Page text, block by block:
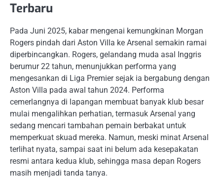
Terbaru
Pada Juni 2025, kabar mengenai kemungkinan Morgan
Rogers pindah dari Aston Villa ke Arsenal semakin ramai
diperbincangkan. Rogers, gelandang muda asal Inggris
berumur 22 tahun, menunjukkan performa yang
mengesankan di Liga Premier sejak ia bergabung dengan
Aston Villa pada awal tahun 2024. Performa
cemerlangnya di lapangan membuat banyak klub besar
mulai mengalihkan perhatian, termasuk Arsenal yang
sedang mencari tambahan pemain berbakat untuk
memperkuat skuad mereka. Namun, meski minat Arsenal
terlihat nyata, sampai saat ini belum ada kesepakatan
resmi antara kedua klub, sehingga masa depan Rogers
masih menjadi tanda tanya.